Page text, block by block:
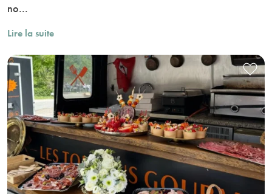
no...
Lire la suite